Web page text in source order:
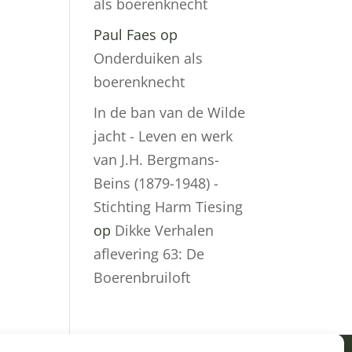
als boerenknecht
Paul Faes op
Onderduiken als
boerenknecht
In de ban van de Wilde
jacht - Leven en werk
van J.H. Bergmans-
Beins (1879-1948) -
Stichting Harm Tiesing
op Dikke Verhalen
aflevering 63: De
Boerenbruiloft